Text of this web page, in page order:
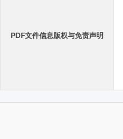
PDF文件信息版权与免责声明